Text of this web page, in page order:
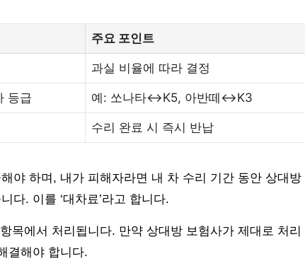
주요 포인트
과실 비율에 따라 결정
등급 예: 쏘나타↔K5, 아반떼↔K3
수리 완료 시 즉시 반납
야 하며, 내가 피해자라면 내 차 수리 기간 동안 상대방
다. 이를 ‘대차료’라고 합니다.
목에서 처리됩니다. 만약 상대방 보험사가 제대로 처리
결해야 합니다.